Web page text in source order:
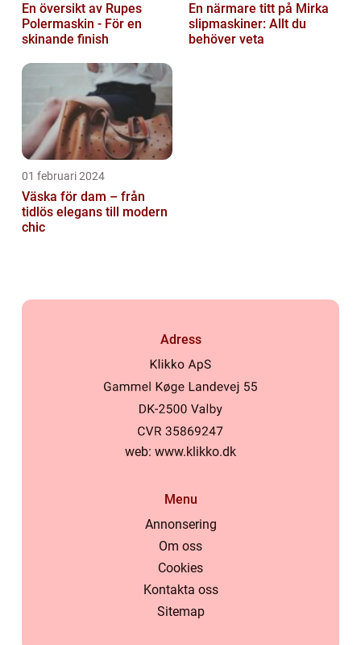
En översikt av Rupes
Polermaskin - För en
skinande finish
En närmare titt på Mirka
slipmaskiner: Allt du
behöver veta
01 februari 2024
Väska för dam – från
tidlös elegans till modern
chic
Adress
web: www.klikko.dk
Menu
Annonsering
Om oss
Cookies
Kontakta oss
Sitemap